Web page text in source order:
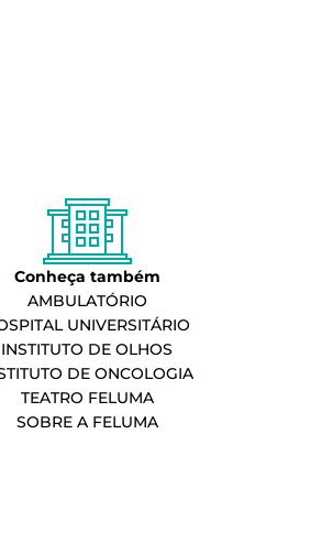
Conheça também
AMBULATÓRIO
UNIVERSITÁRIO
INSTITUTO DE OLHOS
DE ONCOLOGIA
TEATRO FELUMA
SOBRE A FELUMA